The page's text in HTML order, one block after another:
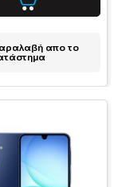
απο το